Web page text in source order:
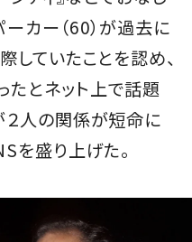
ッププログラム
能と特典を無料で楽し
会員登録
ーカー（60）が過去に
していたことを認め、
とネット上で話題
２人の関係が短命に
を盛り上げた。